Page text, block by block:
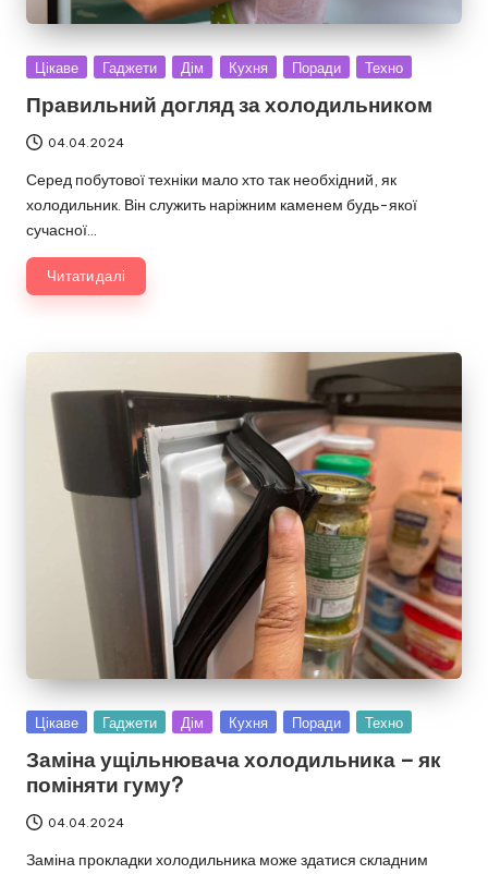
Опубліковано
Цікаве Гаджети Дім Кухня Поради Техно
Правильний догляд за холодильником
04.04.2024
Серед побутової техніки мало хто так необхідний, як
холодильник. Він служить наріжним каменем будь-якої
сучасної…
Читати далі
Опубліковано
Цікаве Гаджети Дім Кухня Поради Техно
Заміна ущільнювача холодильника – як
поміняти гуму?
04.04.2024
Заміна прокладки холодильника може здатися складним